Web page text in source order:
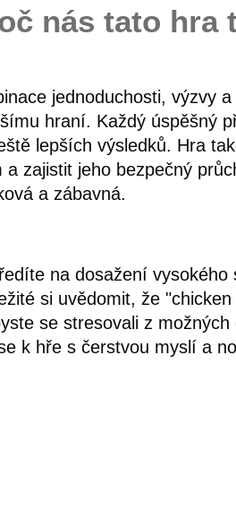
nás tato hra
jednoduchosti, výzvy
hraní. Každý úspěšný
lepších výsledků. Hra
zajistit jeho bezpečný
a zábavná.
na dosažení vysokého
si uvědomit, že "chicken
se stresovali z možných
k hře s čerstvou myslí a